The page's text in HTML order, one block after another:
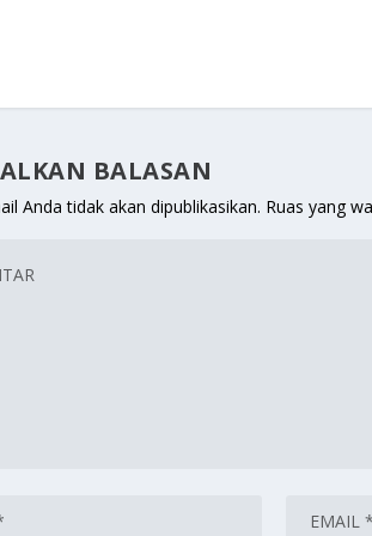
BALASAN
Anda tidak akan dipublikasikan. Ruas yang